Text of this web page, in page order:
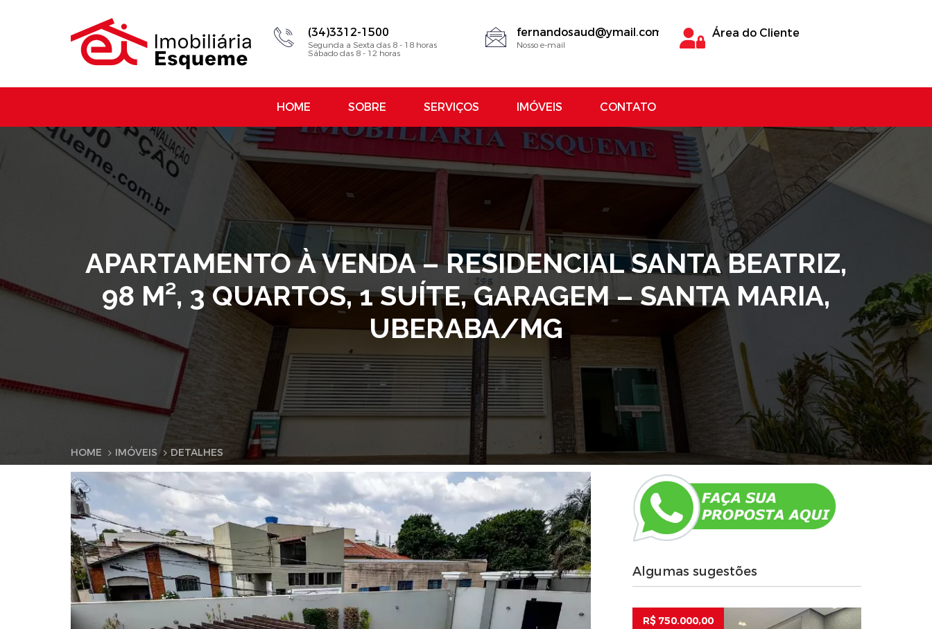
(34)3312-1500
Segunda a Sexta das 8 - 18 horas
Sábado das 8 - 12 horas
fernandosaud@ymail.com
Nosso e-mail
Área do Cliente
HOME SOBRE SERVIÇOS IMÓVEIS CONTATO
APARTAMENTO À VENDA – RESIDENCIAL SANTA BEATRIZ,
98 M², 3 QUARTOS, 1 SUÍTE, GARAGEM – SANTA MARIA,
UBERABA/MG
HOME IMÓVEIS DETALHES
Algumas sugestões
R$ 750.000,00